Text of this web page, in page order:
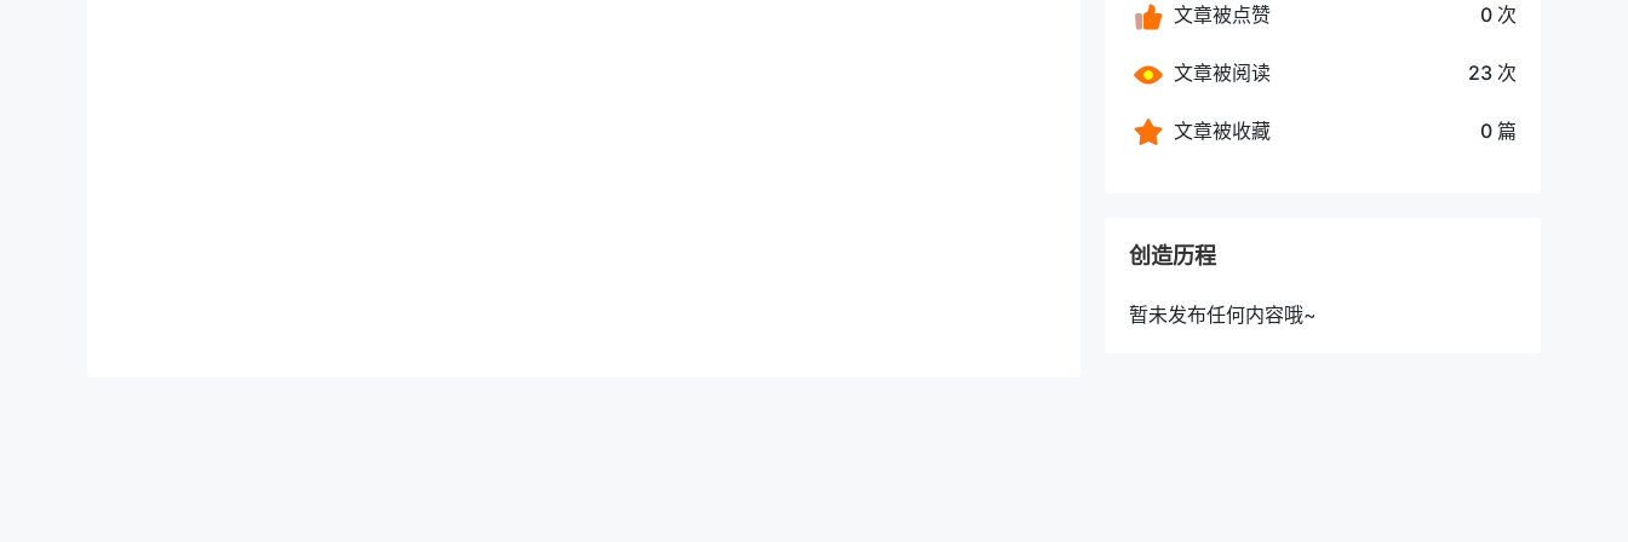
文章被点赞 0 次
文章被阅读 23 次
文章被收藏 0 篇
创造历程
暂未发布任何内容哦~